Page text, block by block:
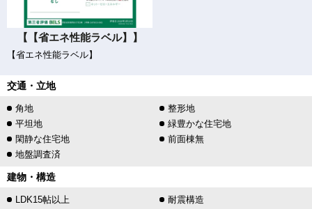
【【省エネ性能ラベル】】
【省エネ性能ラベル】
交通・立地
角地
整形地
平坦地
緑豊かな住宅地
閑静な住宅地
前面棟無
地盤調査済
建物・構造
LDK15帖以上
耐震構造